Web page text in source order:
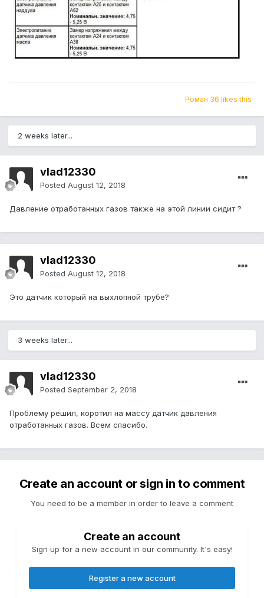
Роман 36 likes this
2 weeks later...
vlad12330
Posted August 12, 2018
Давление отработанных газов также на этой линии сидит ?
vlad12330
Posted August 12, 2018
Это датчик который на выхлопной трубе?
3 weeks later...
vlad12330
Posted September 2, 2018
Проблему решил, коротил на массу датчик давления
отработанных газов. Всем спасибо.
Create an account or sign in to comment
You need to be a member in order to leave a comment
Create an account
Sign up for a new account in our community. It's easy!
Register a new account